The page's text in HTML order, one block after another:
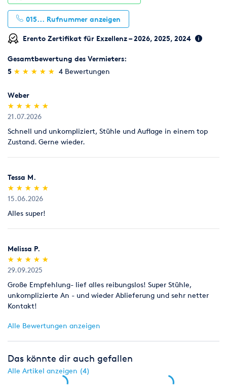
015... Rufnummer anzeigen
Erento Zertifikat für Exzellenz – 2026, 2025, 2024
Gesamtbewertung des Vermieters:
5 (*)
★
★
(*) ★
★
(*) ★
★
(*) ★
★
(*) ★
★ 4 Bewertungen
Weber
(*)
★
★
(*) ★
★
(*) ★
★
(*) ★
★
(*) ★
★
21.07.2026
Schnell und unkompliziert, Stühle und Auflage in einem top
Zustand. Gerne wieder.
Tessa M.
(*)
★
★
(*) ★
★
(*) ★
★
(*) ★
★
(*) ★
★
15.06.2026
Alles super!
Melissa P.
(*)
★
★
(*) ★
★
(*) ★
★
(*) ★
★
(*) ★
★
29.09.2025
Große Empfehlung- lief alles reibungslos! Super Stühle,
unkomplizierte An - und wieder Ablieferung und sehr netter
Kontakt!
Alle Bewertungen anzeigen
Das könnte dir auch gefallen
Alle Artikel anzeigen (4)